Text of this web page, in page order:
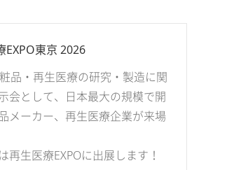
EXPO東京 2026
品・再生医療の研究・製造に関
会として、日本最大の規模で開
メーカー、再生医療企業が来場
生医療EXPOに出展します！